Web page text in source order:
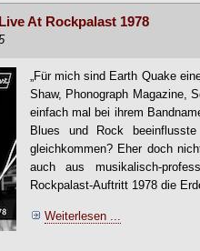
At Rockpalast 1978
„Für mich sind Earth Quake
Shaw, Phonograph Magazine,
einfach mal bei ihrem
Blues und Rock
gleichkommen? Eher doch
auch aus musikalisch-
Rockpalast-Auftritt 1978 die
Weiterlesen ...